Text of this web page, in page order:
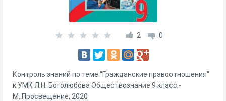
2 0
Контроль знаний по теме "Гражданские правоотношения"
к УМК Л.Н. Боголюбова Обществознание 9 класс,-
М.:Просвещение, 2020